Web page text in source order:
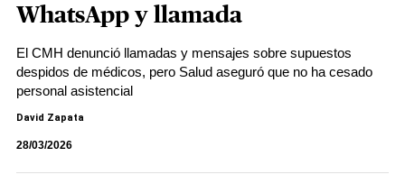
WhatsApp y llamada
El CMH denunció llamadas y mensajes sobre supuestos
despidos de médicos, pero Salud aseguró que no ha cesado
personal asistencial
David Zapata
28/03/2026